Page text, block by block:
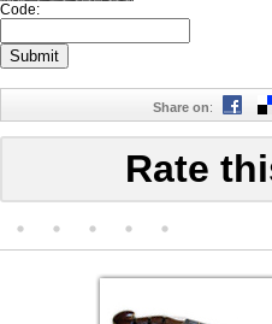
Code:
Share on:
Rate